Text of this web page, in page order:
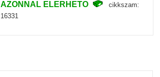
AZONNAL ELERHETO
cikkszam:
16331